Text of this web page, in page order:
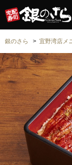
銀のさら 宜野湾店メ